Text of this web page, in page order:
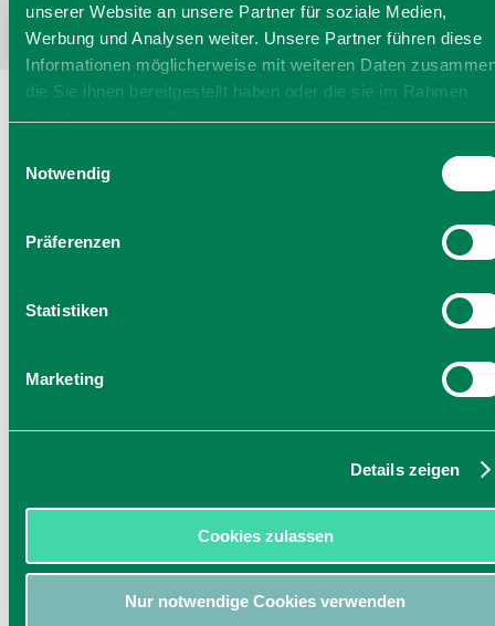
unserer Website an unsere Partner für soziale Medien,
Werbung und Analysen weiter. Unsere Partner führen diese
Informationen möglicherweise mit weiteren Daten
die Sie ihnen bereitgestellt haben oder die sie im Rahmen
Ihrer Nutzung der Dienste gesammelt haben. Sie geben
weiterhin nutzen.
Notwendig
Präferenzen
Statistiken
Marketing
Details zeigen
Cookies zulassen
Nur notwendige Cookies verwenden